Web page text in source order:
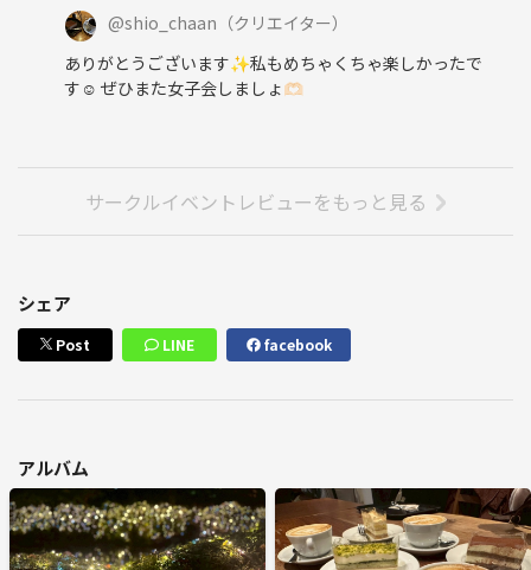
@shio_chaan （クリエイター）
ありがとうございます✨私もめちゃくちゃ楽しかったで
す☺️ ぜひまた女子会しましょ🫶🏻
サークルイベントレビューをもっと見る
シェア
Post LINE facebook
アルバム